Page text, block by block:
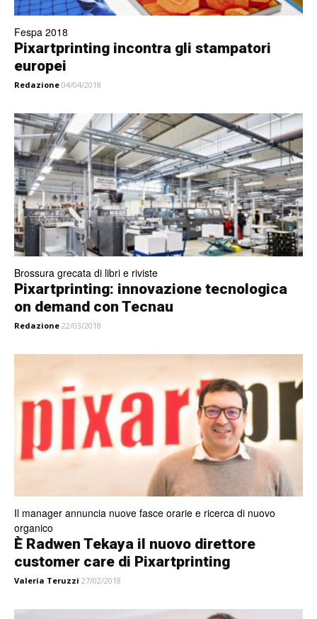
Fespa 2018
Pixartprinting incontra gli stampatori
europei
Redazione 04/04/2018
Brossura grecata di libri e riviste
Pixartprinting: innovazione tecnologica
on demand con Tecnau
Redazione 22/03/2018
Il manager annuncia nuove fasce orarie e ricerca di nuovo
organico
È Radwen Tekaya il nuovo direttore
customer care di Pixartprinting
Valeria Teruzzi 27/02/2018